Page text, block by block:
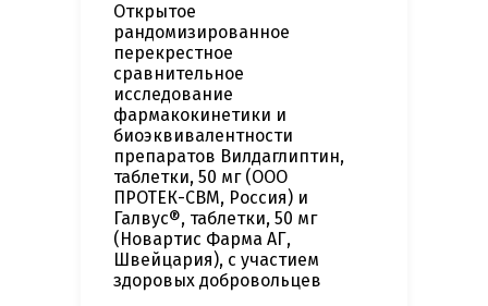
Открытое
рандомизированное
перекрестное
сравнительное
исследование
фармакокинетики и
биоэквивалентности
препаратов Вилдаглиптин,
таблетки, 50 мг (ООО
ПРОТЕК-СВМ, Россия) и
Галвус®, таблетки, 50 мг
(Новартис Фарма АГ,
Швейцария), с участием
здоровых добровольцев